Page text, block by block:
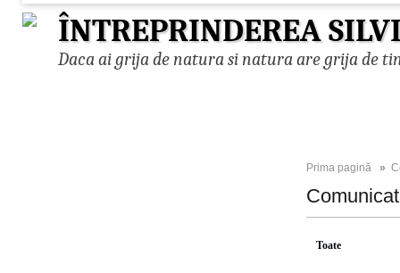
ÎNTREPRINDEREA
Daca ai grija de natura si natura are grija de
Prima pagină »
Toate